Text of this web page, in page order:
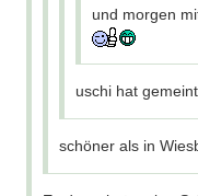
und morgen
uschi hat
schöner als in